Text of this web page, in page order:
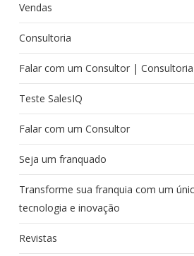
Vendas
Consultoria
Falar com um Consultor | Consultoria
Teste SalesIQ
Falar com um Consultor
Seja um franquado
Transforme sua franquia com um
tecnologia e inovação
Revistas